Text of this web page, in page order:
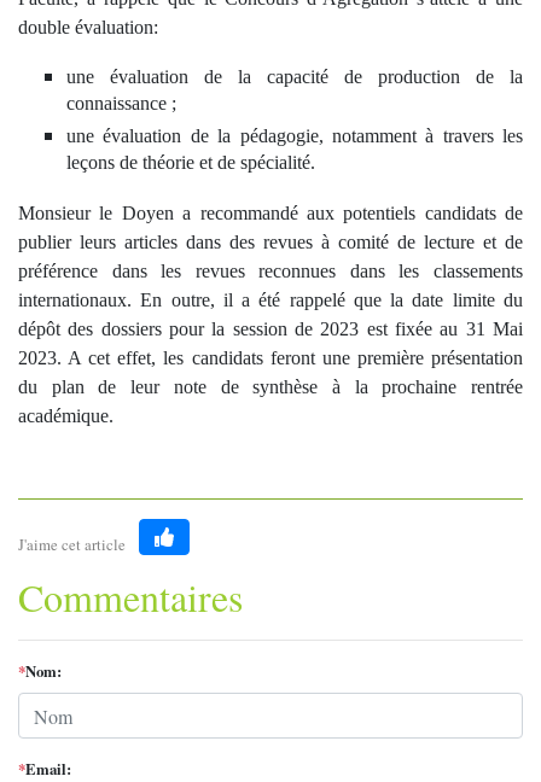
double évaluation:
une évaluation de la capacité de production de la
connaissance ;
une évaluation de la pédagogie, notamment à travers les
leçons de théorie et de spécialité.
Monsieur le Doyen a recommandé aux potentiels candidats de
publier leurs articles dans des revues à comité de lecture et de
préférence dans les revues reconnues dans les classements
internationaux. En outre, il a été rappelé que la date limite du
dépôt des dossiers pour la session de 2023 est fixée au 31 Mai
2023. A cet effet, les candidats feront une première présentation
du plan de leur note de synthèse à la prochaine rentrée
académique.
J'aime cet article
Like
Commentaires
*Nom:
*Email: